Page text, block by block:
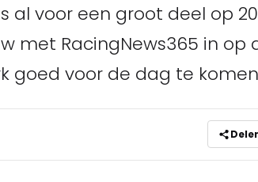
al voor een groot deel op
met RacingNews365 in
goed voor de dag te